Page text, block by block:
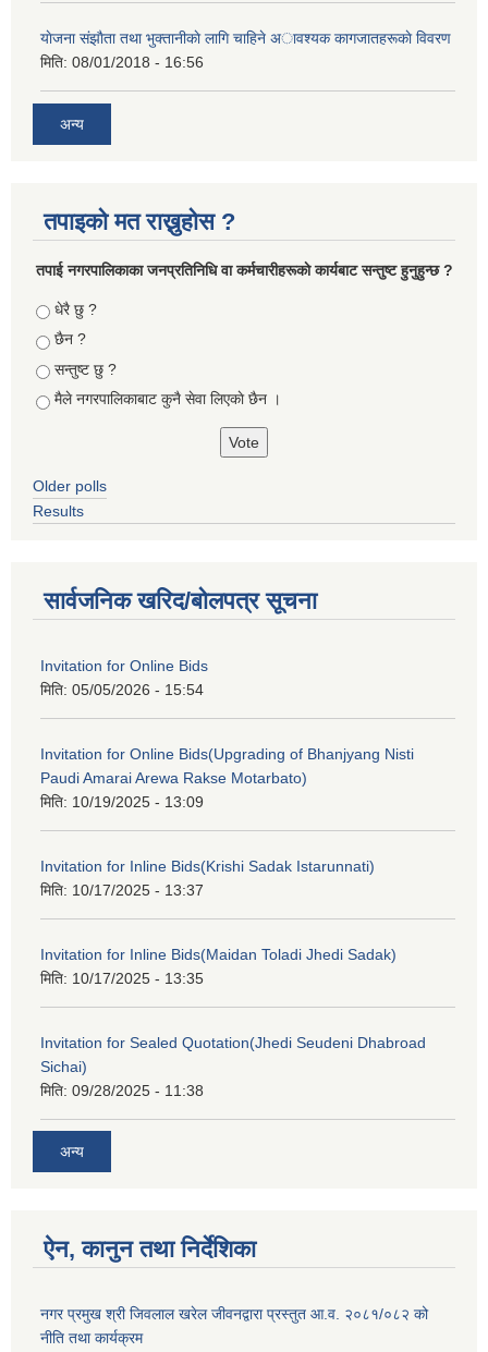
याेजना संझाैता तथा भुक्तानीकाे लागि चाहिने अावश्यक कागजातहरूकाे विवरण
मिति: 08/01/2018 - 16:56
अन्य
तपाइको मत राख्नुहोस ?
तपा‌ई नगरपालिकाका जनप्रतिनिधि वा कर्मचारीहरूकाे कार्यबाट सन्तुष्ट हुनुहुन्छ ?
Choices
धेरै छु ?
छैन ?
सन्तुष्ट छु ?
मैले नगरपालिकाबाट कुनै सेवा लिएकाे छैन ।
Older polls
Results
सार्वजनिक खरिद/बोलपत्र सूचना
Invitation for Online Bids
मिति: 05/05/2026 - 15:54
Invitation for Online Bids(Upgrading of Bhanjyang Nisti
Paudi Amarai Arewa Rakse Motarbato)
मिति: 10/19/2025 - 13:09
Invitation for Inline Bids(Krishi Sadak Istarunnati)
मिति: 10/17/2025 - 13:37
Invitation for Inline Bids(Maidan Toladi Jhedi Sadak)
मिति: 10/17/2025 - 13:35
Invitation for Sealed Quotation(Jhedi Seudeni Dhabroad
Sichai)
मिति: 09/28/2025 - 11:38
अन्य
ऐन, कानुन तथा निर्देशिका
नगर प्रमुख श्री जिवलाल खरेल जीवनद्वारा प्रस्तुत आ.व. २०८१/०८२ को
नीति तथा कार्यक्रम